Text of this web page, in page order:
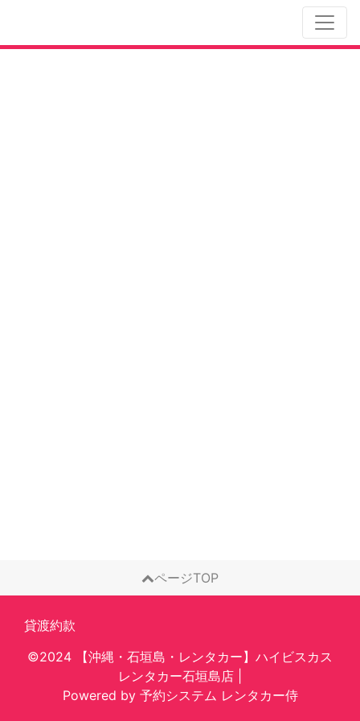
ページTOP
貸渡約款
©2024 【沖縄・石垣島・レンタカー】ハイビスカス
レンタカー石垣島店
Powered by 予約システム レンタカー侍